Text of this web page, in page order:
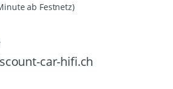
ab Festnetz)
car-hifi.ch